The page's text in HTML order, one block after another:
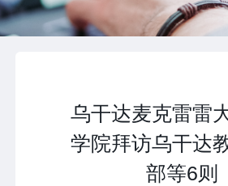
乌干达麦克雷雷
学院拜访乌干达
部等6则